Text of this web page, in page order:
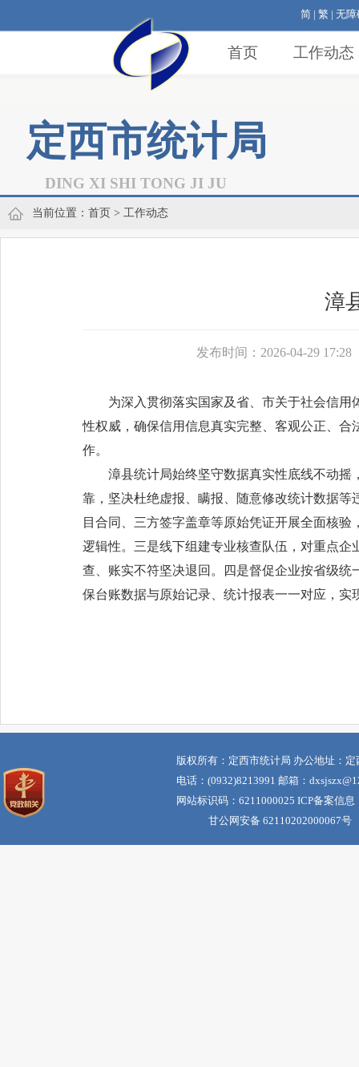
简 | 繁 | 无障
首页 工作动态
定西市统计局
DING XI SHI TONG JI JU
当前位置： 首页 > 工作动态
漳
发布时间：2026-04-29 17:28
为深入贯彻落实国家及省、市关于社会信
性权威，确保信用信息真实完整、客观公正、
作。
漳县统计局始终坚守数据真实性底线不动
靠，坚决杜绝虚报、瞒报、随意修改统计数据
目合同、三方签字盖章等原始凭证开展全面核
逻辑性。三是线下组建专业核查队伍，对重点
查、账实不符坚决退回。四是督促企业按省级
保台账数据与原始记录、统计报表一一对应，
版权所有：定西市统计局 办公地址：
电话：(0932)8213991 邮箱：
网站标识码：6211000025 ICP备案信息
甘公网安备 62110202000067号